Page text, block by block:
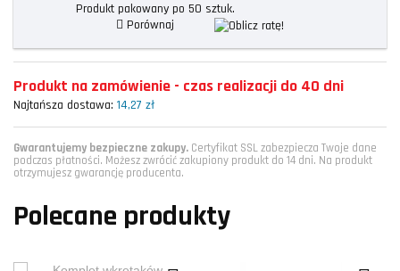
Produkt pakowany po 50 sztuk.
Porównaj
Produkt na zamówienie - czas realizacji do 40 dni
Najtańsza dostawa: 14,27 zł
Gwarantujemy bezpieczne zakupy. Certyfikat SSL zabezpiecza Twoje dane
podczas płatności. Możesz zwrócić zakupiony produkt do 14 dni. Na produkt
otrzymujesz gwarancję producenta.
Polecane produkty